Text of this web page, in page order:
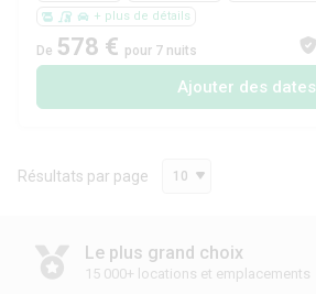
+ plus de détails
De 578 € pour 7 nuits
Ajouter des dates
Résultats par page 10
Le plus grand choix
15 000+ locations et emplacements